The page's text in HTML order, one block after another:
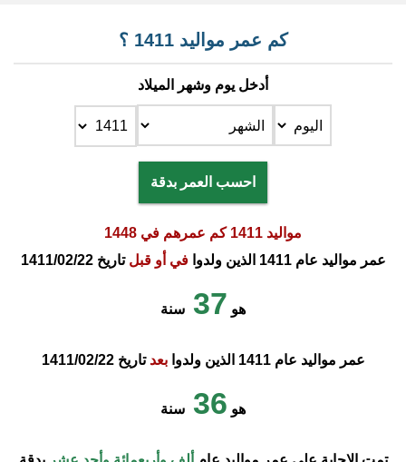
كم عمر مواليد 1411 ؟
أدخل يوم وشهر الميلاد
احسب العمر بدقة
مواليد 1411 كم عمرهم في 1448
عمر مواليد عام 1411 الذين ولدوا
في أو قبلتاريخ 1411/02/22
هو 37 سنة
عمر مواليد عام 1411 الذين ولدوا بعدتاريخ 1411/02/22
هو 36 سنة